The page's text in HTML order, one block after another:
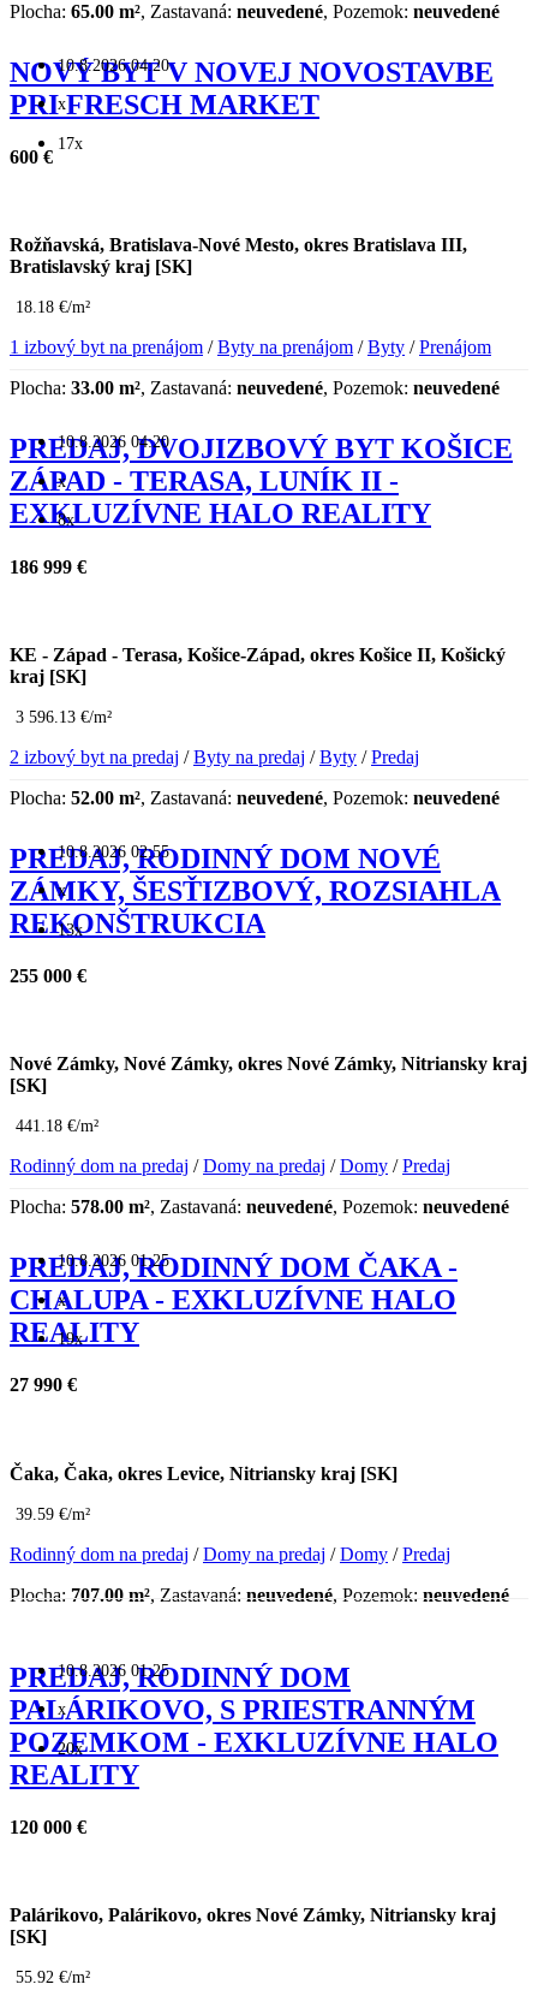
Plocha: 65.00 m², Zastavaná: neuvedené, Pozemok: neuvedené
10.8.2026 04:20
x
17x
NOVÝ BYT V NOVEJ NOVOSTAVBE
PRI FRESCH MARKET
600 €
Rožňavská, Bratislava-Nové Mesto, okres Bratislava III,
Bratislavský kraj [SK]
18.18 €/m²
1 izbový byt na prenájom /Byty na prenájom /Byty /Prenájom
Plocha: 33.00 m², Zastavaná: neuvedené, Pozemok: neuvedené
10.8.2026 04:20
x
8x
PREDAJ, DVOJIZBOVÝ BYT KOŠICE
ZÁPAD - TERASA, LUNÍK II -
EXKLUZÍVNE HALO REALITY
186 999 €
KE - Západ - Terasa, Košice-Západ, okres Košice II, Košický
kraj [SK]
3 596.13 €/m²
2 izbový byt na predaj /Byty na predaj /Byty /Predaj
Plocha: 52.00 m², Zastavaná: neuvedené, Pozemok: neuvedené
10.8.2026 02:55
x
13x
PREDAJ, RODINNÝ DOM NOVÉ
ZÁMKY, ŠESŤIZBOVÝ, ROZSIAHLA
REKONŠTRUKCIA
255 000 €
Nové Zámky, Nové Zámky, okres Nové Zámky, Nitriansky kraj
[SK]
441.18 €/m²
Rodinný dom na predaj /Domy na predaj /Domy /Predaj
Plocha: 578.00 m², Zastavaná: neuvedené, Pozemok: neuvedené
10.8.2026 01:25
x
19x
PREDAJ, RODINNÝ DOM ČAKA -
CHALUPA - EXKLUZÍVNE HALO
REALITY
27 990 €
Čaka, Čaka, okres Levice, Nitriansky kraj [SK]
39.59 €/m²
Rodinný dom na predaj /Domy na predaj /Domy /Predaj
Plocha: 707.00 m², Zastavaná: neuvedené, Pozemok: neuvedené
10.8.2026 01:25
x
20x
PREDAJ, RODINNÝ DOM
PALÁRIKOVO, S PRIESTRANNÝM
POZEMKOM - EXKLUZÍVNE HALO
REALITY
120 000 €
Palárikovo, Palárikovo, okres Nové Zámky, Nitriansky kraj
[SK]
55.92 €/m²